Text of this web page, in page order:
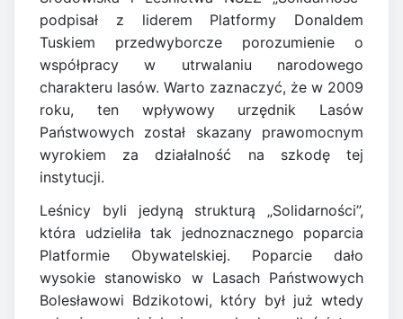
podpisał z liderem Platformy Donaldem
Tuskiem przedwyborcze porozumienie o
współpracy w utrwalaniu narodowego
charakteru lasów. Warto zaznaczyć, że w 2009
roku, ten wpływowy urzędnik Lasów
Państwowych został skazany prawomocnym
wyrokiem za działalność na szkodę tej
instytucji.
Leśnicy byli jedyną strukturą „Solidarności”,
która udzieliła tak jednoznacznego poparcia
Platformie Obywatelskiej. Poparcie dało
wysokie stanowisko w Lasach Państwowych
Bolesławowi Bdzikotowi, który był już wtedy